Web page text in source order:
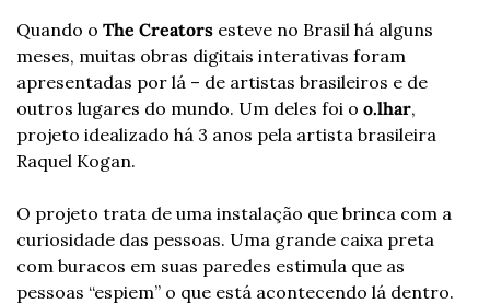
Quando o The Creators esteve no Brasil há alguns
meses, muitas obras digitais interativas foram
apresentadas por lá – de artistas brasileiros e de
outros lugares do mundo. Um deles foi o o.lhar,
projeto idealizado há 3 anos pela artista brasileira
Raquel Kogan.
O projeto trata de uma instalação que brinca com a
curiosidade das pessoas. Uma grande caixa preta
com buracos em suas paredes estimula que as
pessoas “espiem” o que está acontecendo lá dentro.